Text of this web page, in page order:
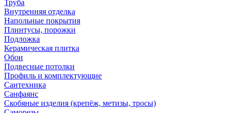
Труба
Внутренняя отделка
Напольные покрытия
Плинтусы, порожки
Подложка
Керамическая плитка
Обои
Подвесные потолки
Профиль и комплектующие
Сантехника
Санфаянс
Скобяные изделия (крепёж, метизы, тросы)